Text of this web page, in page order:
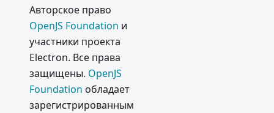
Авторское право
OpenJS Foundation и
участники проекта
Electron. Все права
защищены. OpenJS
Foundation обладает
зарегистрированным